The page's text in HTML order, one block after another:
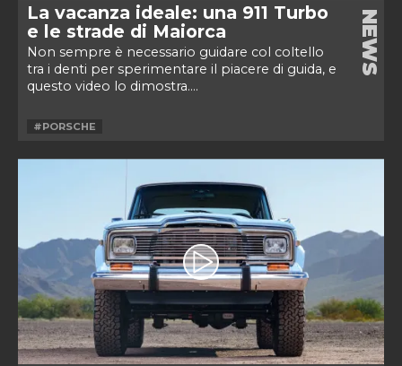
La vacanza ideale: una 911 Turbo
e le strade di Maiorca
Non sempre è necessario guidare col coltello
tra i denti per sperimentare il piacere di guida, e
questo video lo dimostra....
NEWS
#PORSCHE